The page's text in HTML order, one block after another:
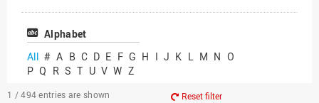
Vielfältiges Forschen
Alphabet
All # A B C D E F G H I J K L M N O
P Q R S T U V W Z
1 / 494 entries are shown Reset filter